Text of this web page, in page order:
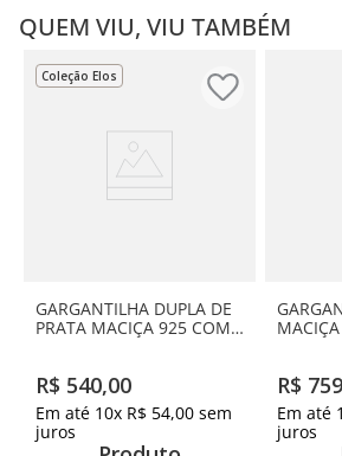
QUEM VIU, VIU TAMBÉM
Coleção Elos
GARGANTILHA DUPLA DE
PRATA MACIÇA 925 COM
BANHADOS A OURO 18K
COM ZIRCÔNIA
R$ 540,00
Em até 10x R$ 54,00 sem
juros
R$ 759
Em até
juros